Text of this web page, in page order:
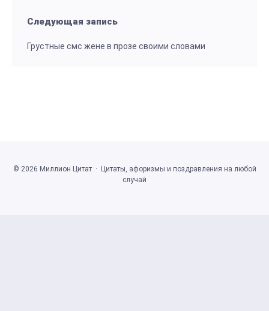
Следующая запись
Грустные смс жене в прозе своими словами
© 2026 Миллион Цитат·
Цитаты, афоризмы и поздравления на любой
случай